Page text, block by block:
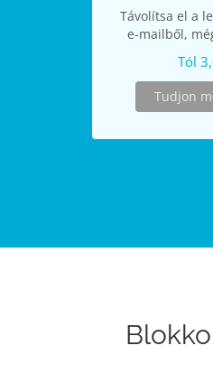
Távolítsa el a
e-mailből,
Tól
Tudjon